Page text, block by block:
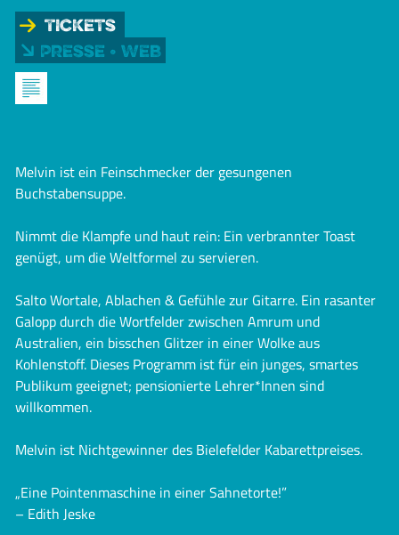
Tickets
Presse • Web
Melvin ist ein Feinschmecker der gesungenen
Buchstabensuppe.
Nimmt die Klampfe und haut rein: Ein verbrannter Toast
genügt, um die Weltformel zu servieren.
Salto Wortale, Ablachen & Gefühle zur Gitarre. Ein rasanter
Galopp durch die Wortfelder zwischen Amrum und
Australien, ein bisschen Glitzer in einer Wolke aus
Kohlenstoff. Dieses Programm ist für ein junges, smartes
Publikum geeignet; pensionierte Lehrer*Innen sind
willkommen.
Melvin ist Nichtgewinner des Bielefelder Kabarettpreises.
„Eine Pointenmaschine in einer Sahnetorte!”
– Edith Jeske